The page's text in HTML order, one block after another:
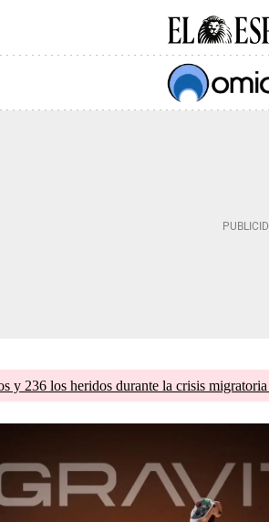
y 236 los heridos durante la crisis migratoria